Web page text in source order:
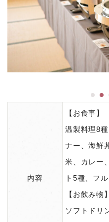
内容
【お食事】
温製料理8
ナー、海鮮
米、カレー
ト5種、フ
【お飲み物】
ソフトドリ